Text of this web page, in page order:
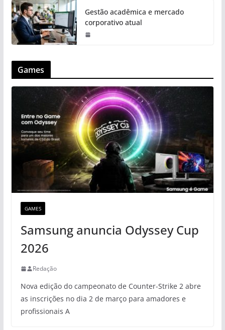
Gestão acadêmica e mercado
corporativo atual
Games
GAMES
Samsung anuncia Odyssey Cup
2026
Redação
Nova edição do campeonato de Counter-Strike 2 abre
as inscrições no dia 2 de março para amadores e
profissionais A